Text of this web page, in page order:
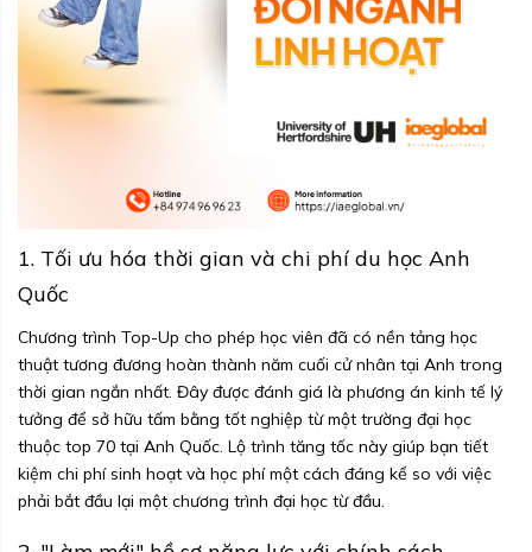
1. Tối ưu hóa thời gian và chi phí du học Anh
Quốc
Chương trình Top-Up cho phép học viên đã có nền tảng học
thuật tương đương hoàn thành năm cuối cử nhân tại Anh trong
thời gian ngắn nhất. Đây được đánh giá là phương án kinh tế lý
tưởng để sở hữu tấm bằng tốt nghiệp từ một trường đại học
thuộc top 70 tại Anh Quốc. Lộ trình tăng tốc này giúp bạn tiết
kiệm chi phí sinh hoạt và học phí một cách đáng kể so với việc
phải bắt đầu lại một chương trình đại học từ đầu.